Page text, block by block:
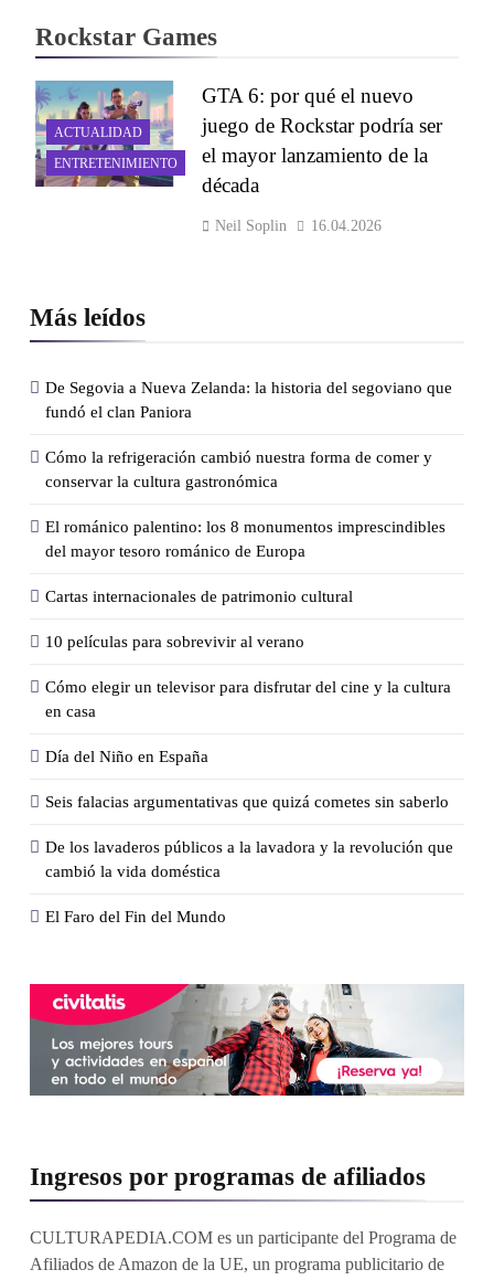
Más leídos
De Segovia a Nueva Zelanda: la historia del segoviano que
fundó el clan Paniora
Cómo la refrigeración cambió nuestra forma de comer y
conservar la cultura gastronómica
El románico palentino: los 8 monumentos imprescindibles
del mayor tesoro románico de Europa
Cartas internacionales de patrimonio cultural
10 películas para sobrevivir al verano
Cómo elegir un televisor para disfrutar del cine y la cultura
en casa
Día del Niño en España
Seis falacias argumentativas que quizá cometes sin saberlo
De los lavaderos públicos a la lavadora y la revolución que
cambió la vida doméstica
El Faro del Fin del Mundo
Rockstar Games
ACTUALIDAD
ENTRETENIMIENTO
GTA 6: por qué el nuevo
juego de Rockstar podría ser
el mayor lanzamiento de la
década
Neil Soplin 16.04.2026
Ingresos por programas de afiliados
CULTURAPEDIA.COM es un participante del Programa de
Afiliados de Amazon de la UE, un programa publicitario de